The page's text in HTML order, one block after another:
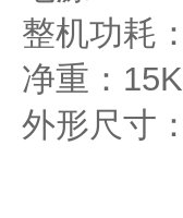
整机功耗
净重：
外形尺寸